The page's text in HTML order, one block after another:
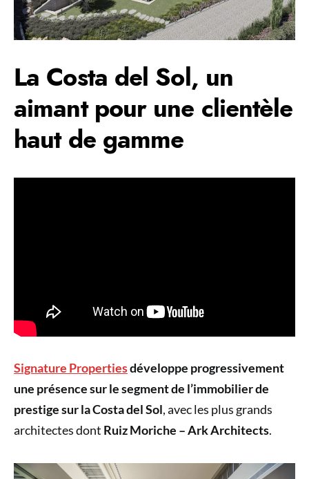
La Costa del Sol, un
aimant pour une clientèle
haut de gamme
Signature Propertiesdéveloppe progressivement
une présence sur le segment de l’immobilier de
prestige sur la Costa del Sol, avec les plus grands
architectes dont Ruiz Moriche – Ark Architects.